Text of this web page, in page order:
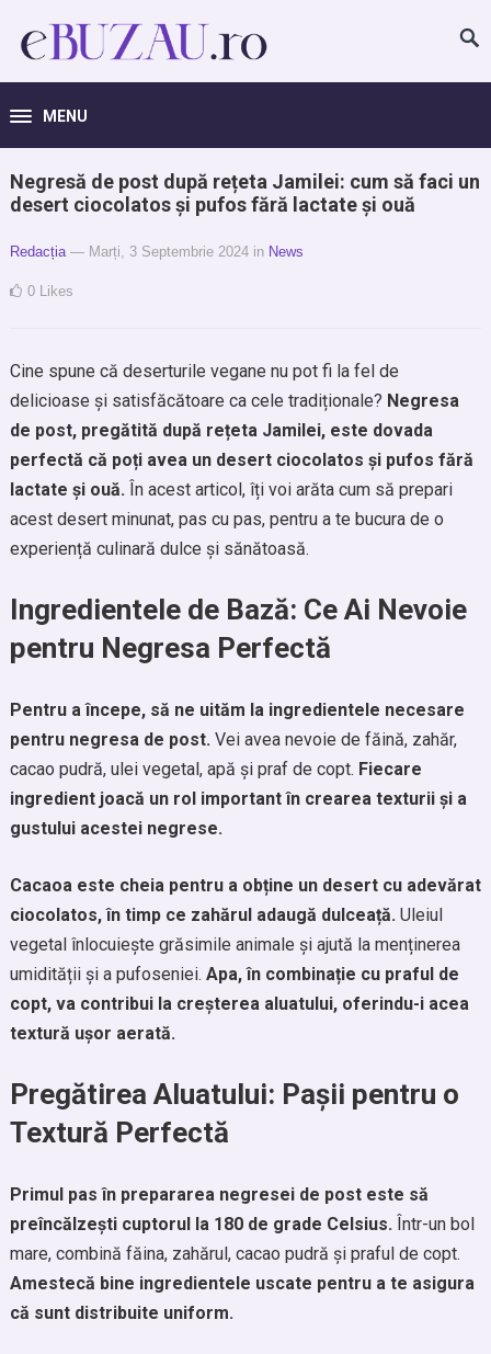
MENU
Negresă de post după rețeta Jamilei: cum să faci un
desert ciocolatos și pufos fără lactate și ouă
Redacția — Marți, 3 Septembrie 2024 in News
0 Likes
Cine spune că deserturile vegane nu pot fi la fel de
delicioase și satisfăcătoare ca cele tradiționale? Negresa
de post, pregătită după rețeta Jamilei, este dovada
perfectă că poți avea un desert ciocolatos și pufos fără
lactate și ouă. În acest articol, îți voi arăta cum să prepari
acest desert minunat, pas cu pas, pentru a te bucura de o
experiență culinară dulce și sănătoasă.
Ingredientele de Bază: Ce Ai Nevoie
pentru Negresa Perfectă
Pentru a începe, să ne uităm la ingredientele necesare
pentru negresa de post. Vei avea nevoie de făină, zahăr,
cacao pudră, ulei vegetal, apă și praf de copt. Fiecare
ingredient joacă un rol important în crearea texturii și a
gustului acestei negrese.
Cacaoa este cheia pentru a obține un desert cu adevărat
ciocolatos, în timp ce zahărul adaugă dulceață. Uleiul
vegetal înlocuiește grăsimile animale și ajută la menținerea
umidității și a pufoseniei. Apa, în combinație cu praful de
copt, va contribui la creșterea aluatului, oferindu-i acea
textură ușor aerată.
Pregătirea Aluatului: Pașii pentru o
Textură Perfectă
Primul pas în prepararea negresei de post este să
preîncălzești cuptorul la 180 de grade Celsius. Într-un bol
mare, combină făina, zahărul, cacao pudră și praful de copt.
Amestecă bine ingredientele uscate pentru a te asigura
că sunt distribuite uniform.